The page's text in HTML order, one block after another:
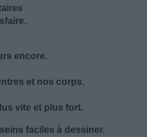
encore.
et nos corps.
vite et plus fort.
faciles à dessiner.